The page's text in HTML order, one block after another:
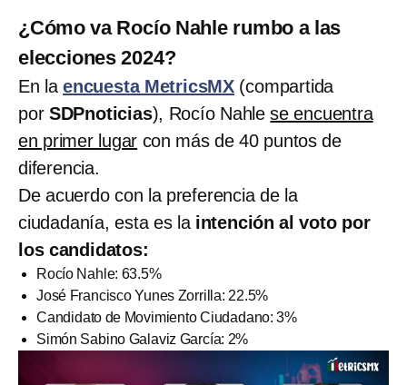
¿Cómo va Rocío Nahle rumbo a las
elecciones 2024?
En la encuesta MetricsMX (compartida
por SDPnoticias), Rocío Nahlese encuentra
en primer lugar con más de 40 puntos de
diferencia.
De acuerdo con la preferencia de la
ciudadanía, esta es la intención al voto por
los candidatos:
Rocío Nahle: 63.5%
José Francisco Yunes Zorrilla: 22.5%
Candidato de Movimiento Ciudadano: 3%
Simón Sabino Galaviz García: 2%